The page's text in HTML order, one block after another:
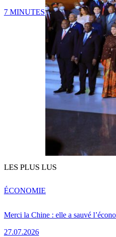
7 MINUTES
LES PLUS LUS
Merci la Chine : elle a sauvé
27.07.2026
ÉCONOMIE